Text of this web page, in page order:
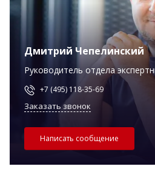
Дмитрий Чепелинский
Руководитель отдела
+7 (495) 118-35-69
Заказать звонок
Написать сообщение